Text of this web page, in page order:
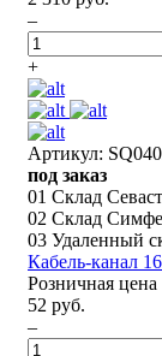
–
+
Артикул:
под заказ
01 Склад
02 Склад
03 Удаленный
Кабель-канал
Розничная цена
52 руб.
–